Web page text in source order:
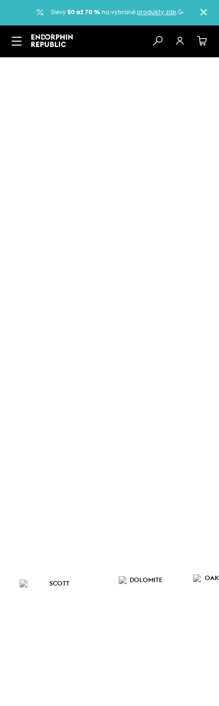
Slevy 50 až 70 % na vybrané produkty zde.🥳